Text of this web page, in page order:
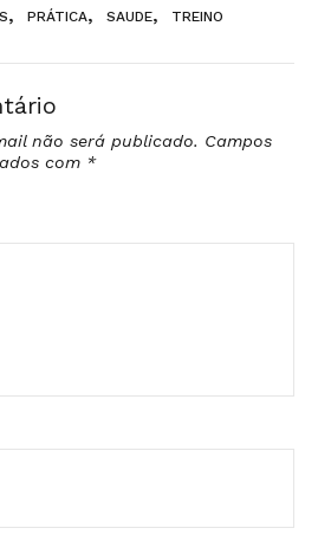
, PRÁTICA, SAUDE, TREINO
não será publicado. Campos
com *